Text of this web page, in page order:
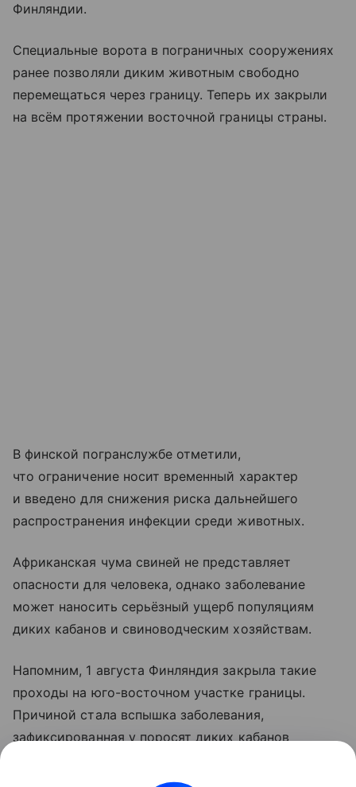
Финляндии.
Специальные ворота в пограничных сооружениях
ранее позволяли диким животным свободно
перемещаться через границу. Теперь их закрыли
на всём протяжении восточной границы страны.
В финской погранслужбе отметили,
что ограничение носит временный характер
и введено для снижения риска дальнейшего
распространения инфекции среди животных.
Африканская чума свиней не представляет
опасности для человека, однако заболевание
может наносить серьёзный ущерб популяциям
диких кабанов и свиноводческим хозяйствам.
Напомним, 1 августа Финляндия закрыла такие
проходы на юго-восточном участке границы.
Причиной стала вспышка заболевания,
зафиксированная у поросят диких кабанов